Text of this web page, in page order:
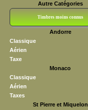
Autre Catégories
Timbres moins connus
Andorre
Classique
Aérien
Taxe
Monaco
Classique
Aérien
Taxes
St Pierre et Miquelon